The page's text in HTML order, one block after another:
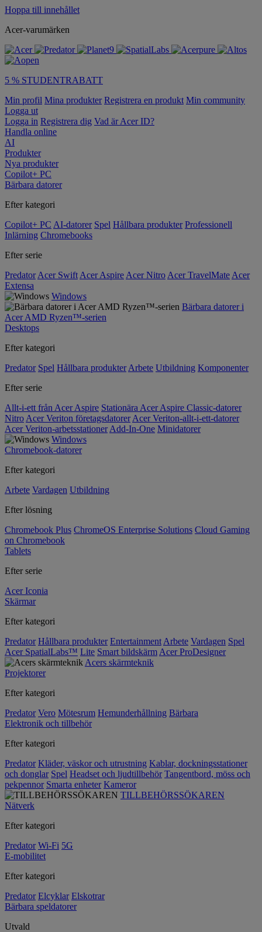
Hoppa till innehållet
Acer-varumärken
5 % STUDENTRABATT
Min profil Mina produkter Registrera en produkt Min community
Logga ut
Logga in Registrera dig Vad är Acer ID?
Handla online
AI
Produkter
Nya produkter
Copilot+ PC
Bärbara datorer
Efter kategori
Copilot+ PC AI-datorer Spel Hållbara produkter Professionell
Inlärning Chromebooks
Efter serie
Predator Acer Swift Acer Aspire Acer Nitro Acer TravelMate Acer
Extensa
Windows
Bärbara datorer i
Acer AMD Ryzen™-serien
Desktops
Efter kategori
Predator Spel Hållbara produkter Arbete Utbildning Komponenter
Efter serie
Allt-i-ett från Acer Aspire Stationära Acer Aspire Classic-datorer
Nitro Acer Veriton företagsdatorer Acer Veriton-allt-i-ett-datorer
Acer Veriton-arbetsstationer Add-In-One Minidatorer
Windows
Chromebook-datorer
Efter kategori
Arbete Vardagen Utbildning
Efter lösning
Chromebook Plus ChromeOS Enterprise Solutions Cloud Gaming
on Chromebook
Tablets
Efter serie
Acer Iconia
Skärmar
Efter kategori
Predator Hållbara produkter Entertainment Arbete Vardagen Spel
Acer SpatialLabs™ Lite Smart bildskärm Acer ProDesigner
Acers skärmteknik
Projektorer
Efter kategori
Predator Vero Mötesrum Hemunderhållning Bärbara
Elektronik och tillbehör
Efter kategori
Predator Kläder, väskor och utrustning Kablar, dockningsstationer
och donglar Spel Headset och ljudtillbehör Tangentbord, möss och
pekpennor Smarta enheter Kameror
TILLBEHÖRSSÖKAREN
Nätverk
Efter kategori
Predator Wi-Fi 5G
E-mobilitet
Efter kategori
Predator Elcyklar Elskotrar
Bärbara speldatorer
Utvald